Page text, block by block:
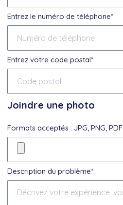
Entrez le numéro de téléphone*
Entrez votre code postal*
Joindre une photo
Formats acceptés : JPG, PNG, PDF
Description du problème*